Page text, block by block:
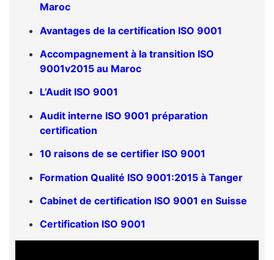
Maroc
Avantages de la certification ISO 9001
Accompagnement à la transition ISO
9001v2015 au Maroc
L’Audit ISO 9001
Audit interne ISO 9001 préparation
certification
10 raisons de se certifier ISO 9001
Formation Qualité ISO 9001:2015 à Tanger
Cabinet de certification ISO 9001 en Suisse
Certification ISO 9001